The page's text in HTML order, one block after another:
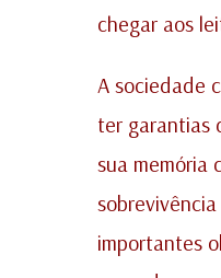
chegar aos
A sociedade
ter garantias
sua memória
importantes